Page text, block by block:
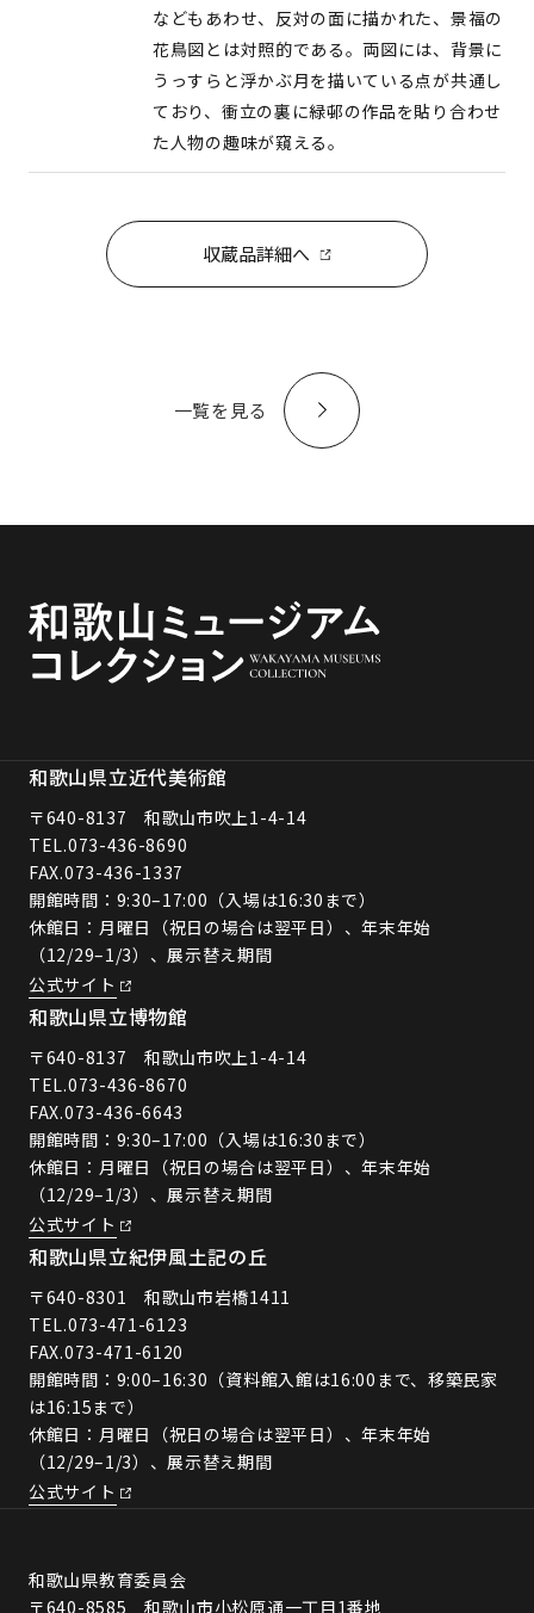
などもあわせ、反対の面に描かれた、景福の
花鳥図とは対照的である。両図には、背景に
うっすらと浮かぶ月を描いている点が共通し
ており、衝立の裏に緑邨の作品を貼り合わせ
た人物の趣味が窺える。
収蔵品詳細へ
一覧を見る
和歌山県立近代美術館
〒640-8137 和歌山市吹上1-4-14
TEL.073-436-8690
FAX.073-436-1337
開館時間：9:30–17:00（入場は16:30まで）
休館日：月曜日（祝日の場合は翌平日）、年末年始
（12/29–1/3）、展示替え期間
公式サイト
和歌山県立博物館
〒640-8137 和歌山市吹上1-4-14
TEL.073-436-8670
FAX.073-436-6643
開館時間：9:30–17:00（入場は16:30まで）
休館日：月曜日（祝日の場合は翌平日）、年末年始
（12/29–1/3）、展示替え期間
公式サイト
和歌山県立紀伊風土記の丘
〒640-8301 和歌山市岩橋1411
TEL.073-471-6123
FAX.073-471-6120
開館時間：9:00–16:30（資料館入館は16:00まで、移築民家
は16:15まで）
休館日：月曜日（祝日の場合は翌平日）、年末年始
（12/29–1/3）、展示替え期間
公式サイト
和歌山県教育委員会
〒640-8585 和歌山市小松原通一丁目1番地